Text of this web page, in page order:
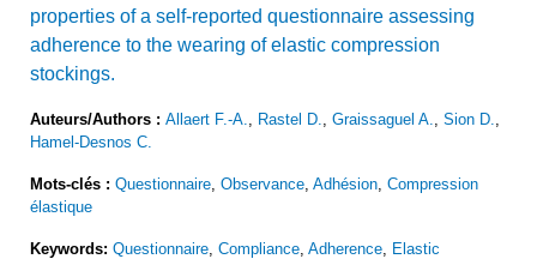
properties of a self-reported questionnaire assessing
adherence to the wearing of elastic compression
stockings.
Auteurs/Authors : Allaert F.-A. Rastel D. Graissaguel A. Sion D.
Hamel-Desnos C.
Mots-clés : Questionnaire Observance Adhésion Compression
élastique
Keywords: Questionnaire Compliance Adherence
Elastic